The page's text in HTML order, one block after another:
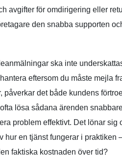
avgifter för omdirigering eller
den snabba supporten
ska inte
eftersom du måste mejla
det både kundens
lösa sådana ärenden
problem effektivt. Det lönar sig
en tjänst fungerar i praktiken
faktiska kostnaden över tid?